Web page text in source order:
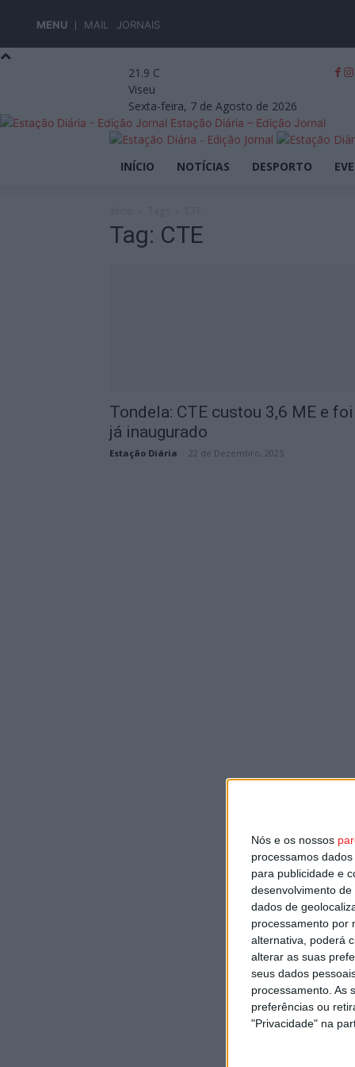
Nós e os nossos
processamos
para publicidade e
desenvolvimento de
dados de
processamento por
alternativa, poderá
alterar as suas
seus dados
processamento. As
preferências ou
"Privacidade" na
MENU MAIL JORNAIS
21.9 C
Viseu
Sexta-feira, 7 de Agosto de 2026
Estação Diária – Edição Jornal
INÍCIO NOTÍCIAS DESPORTO
Tag: CTE
Tondela: CTE custou 3,6 ME e foi
já inaugurado
Estação Diária 22 de Dezembro, 2025